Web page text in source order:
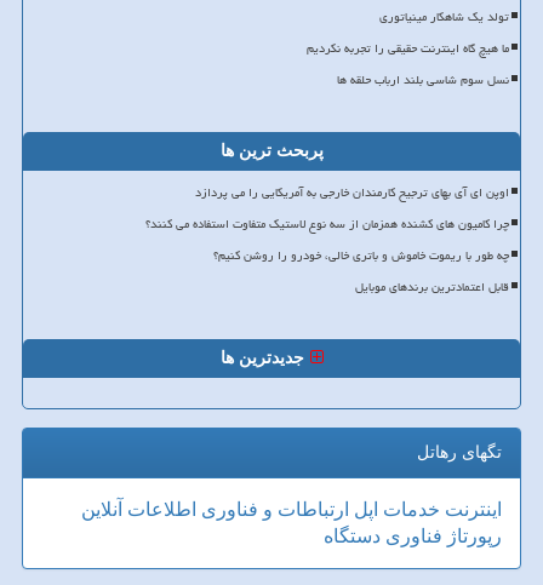
تولد یک شاهکار مینیاتوری
ما هیچ گاه اینترنت حقیقی را تجربه نکردیم
نسل سوم شاسی بلند ارباب حلقه ها
پربحث ترین ها
اوپن ای آی بهای ترجیح کارمندان خارجی به آمریکایی را می پردازد
چرا کامیون های کشنده همزمان از سه نوع لاستیک متفاوت استفاده می کنند؟
چه طور با ریموت خاموش و باتری خالی، خودرو را روشن کنیم؟
قابل اعتمادترین برندهای موبایل
جدیدترین ها
تگهای رهاتل
اینترنت خدمات اپل ارتباطات و فناوری اطلاعات آنلاین
رپورتاژ فناوری دستگاه